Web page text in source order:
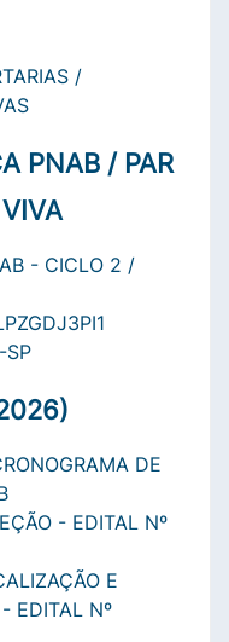
/
PNAB / PAR
- CICLO 2 /
SP
DE
- EDITAL Nº
E
EDITAL Nº